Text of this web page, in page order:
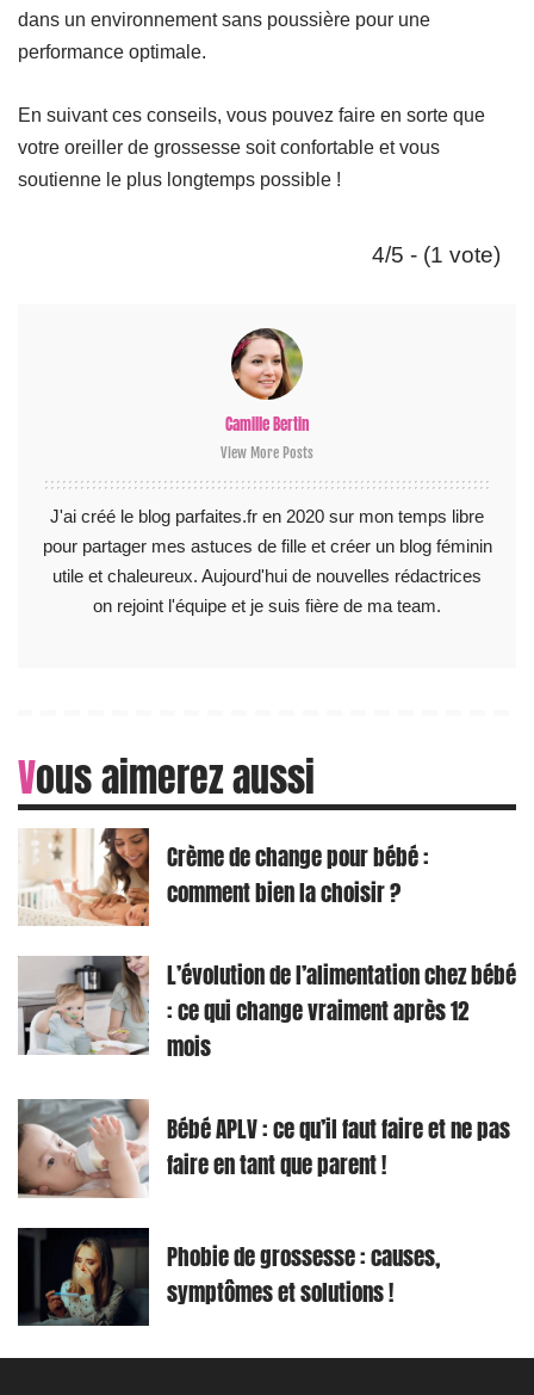
dans un environnement sans poussière pour une
performance optimale.
En suivant ces conseils, vous pouvez faire en sorte que
votre oreiller de grossesse soit confortable et vous
soutienne le plus longtemps possible !
4/5 - (1 vote)
Camille Bertin
View More Posts
J'ai créé le blog parfaites.fr en 2020 sur mon temps libre
pour partager mes astuces de fille et créer un blog féminin
utile et chaleureux. Aujourd'hui de nouvelles rédactrices
on rejoint l'équipe et je suis fière de ma team.
Vous aimerez aussi
Crème de change pour bébé :
comment bien la choisir ?
L’évolution de l’alimentation chez bébé
: ce qui change vraiment après 12
mois
Bébé APLV : ce qu’il faut faire et ne pas
faire en tant que parent !
Phobie de grossesse : causes,
symptômes et solutions !